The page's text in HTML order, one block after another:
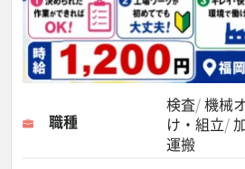
職種
検査 機械
け・組立
運搬